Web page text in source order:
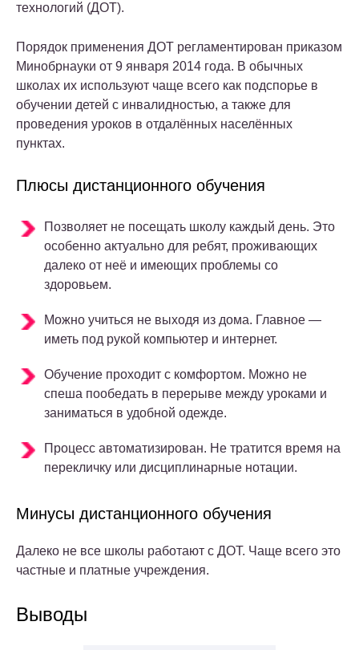
технологий (ДОТ).
Порядок применения ДОТ регламентирован приказом
Минобрнауки от 9 января 2014 года. В обычных
школах их используют чаще всего как подспорье в
обучении детей с инвалидностью, а также для
проведения уроков в отдалённых населённых
пунктах.
Плюсы дистанционного обучения
Позволяет не посещать школу каждый день. Это
особенно актуально для ребят, проживающих
далеко от неё и имеющих проблемы со
здоровьем.
Можно учиться не выходя из дома. Главное —
иметь под рукой компьютер и интернет.
Обучение проходит с комфортом. Можно не
спеша пообедать в перерыве между уроками и
заниматься в удобной одежде.
Процесс автоматизирован. Не тратится время на
перекличку или дисциплинарные нотации.
Минусы дистанционного обучения
Далеко не все школы работают с ДОТ. Чаще всего это
частные и платные учреждения.
Выводы